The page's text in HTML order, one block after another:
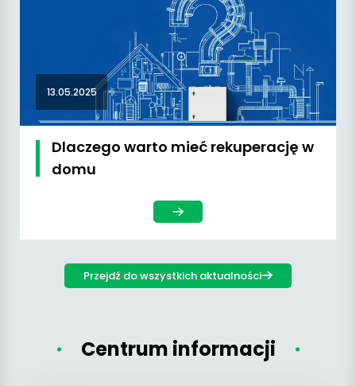
13.05.2025
Dlaczego warto mieć rekuperację w
domu
Przejdź do wszystkich aktualności
Centrum informacji